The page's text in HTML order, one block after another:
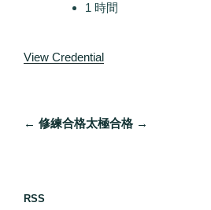
1 時間
View Credential
ゲ
← 修練合格太極合格 →
RSS